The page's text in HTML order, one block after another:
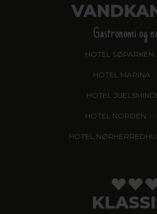
Gastronomi og
HOTEL SØPARKEN
HOTEL MARINA
HOTEL
HOTEL NORDEN
HOTEL